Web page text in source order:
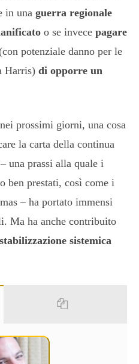
in una guerra regionale
o se invece pagare
potenziale danno per le
Harris) di opporre un
prossimi giorni, una cosa
la carta della continua
una prassi alla quale i
ben prestati, così come i
– ha portato immensi
Ma ha anche contribuito
sistemica